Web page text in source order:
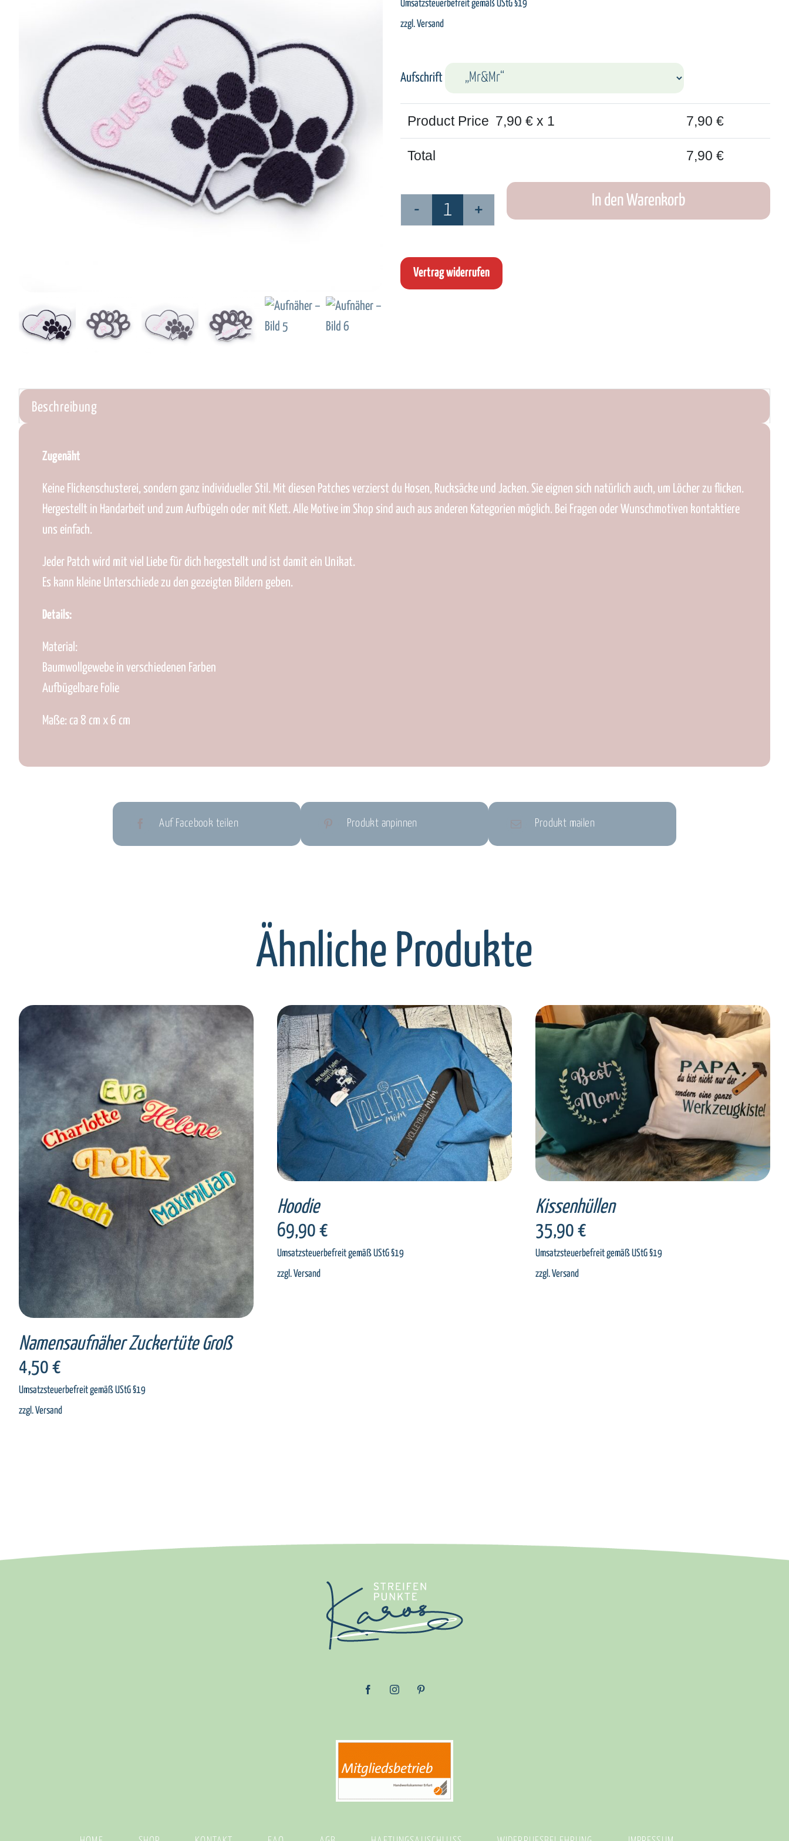
Umsatzsteuerbefreit gemäß UStG §19
zzgl.Versand
Aufschrift
Product Price 7,90 € x 1 7,90 €
Total 7,90 €
Aufnäher
In den Warenkorb
Vertrag widerrufen
Beschreibung
Zugenäht
Keine Flickenschusterei, sondern ganz individueller Stil. Mit diesen Patches verzierst du Hosen, Rucksäcke und Jacken. Sie eignen sich natürlich auch, um Löcher zu flicken.
Hergestellt in Handarbeit und zum Aufbügeln oder mit Klett. Alle Motive im Shop sind auch aus anderen Kategorien möglich. Bei Fragen oder Wunschmotiven kontaktiere
uns einfach.
Jeder Patch wird mit viel Liebe für dich hergestellt und ist damit ein Unikat.
Es kann kleine Unterschiede zu den gezeigten Bildern geben.
Details:
Material:
Baumwollgewebe in verschiedenen Farben
Aufbügelbare Folie
Maße: ca 8 cm x 6 cm
Auf Facebook teilen Produkt anpinnen Produkt mailen
Ähnliche Produkte
SELECT OPTIONS DETAILS
Namensaufnäher Zuckertüte Groß
4,50 €
Umsatzsteuerbefreit gemäß UStG §19
zzgl.Versand
SELECT OPTIONS / DETAILS
Hoodie
69,90 €
Umsatzsteuerbefreit gemäß UStG §19
zzgl.Versand
SELECT OPTIONS DETAILS
Kissenhüllen
35,90 €
Umsatzsteuerbefreit gemäß UStG §19
zzgl.Versand